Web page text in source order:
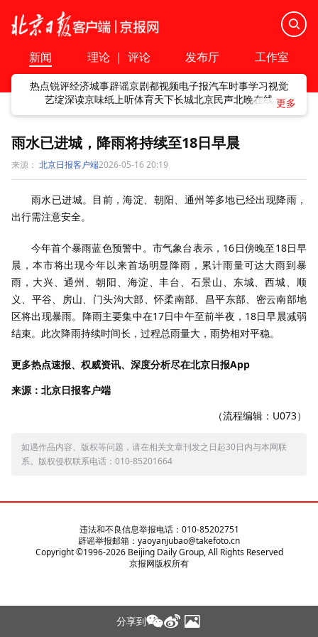
新闻 理论 | 评论 发布厅 工作室
热点锐评经济城事辟谣京剧都视频电子报汽车时事学习视觉
艺绽深读京味纸上听体育天下长城北京民声北晚在线
雨水已进城，降雨将持续至18日早晨
来源： 北京日报客户端2026-05-16 20:19
雨水已进城。目前，海淀、朝阳、通州等多地已经出现降雨，
出行需注意安全。
今年首个暴雨蓝色预警中。市气象台表示，16日傍晚至18日早
晨，本市将出现今年以来首场明显降雨，累计雨量可达大雨到暴
雨，大兴、通州、朝阳、海淀、丰台、石景山、东城、西城、顺
义、平谷、房山、门头沟大部、怀柔南部、昌平东部、密云南部地
区将出现暴雨。降雨主要集中在17日中午至前半夜，18日早晨减弱
结束。此次降雨持续时间长，过程总雨量大，雨势相对平稳。
更多热点速报、权威资讯、深度分析尽在北京日报App
来源：北京日报客户端
（流程编辑：U073）
如遇作品内容、版权等问题，请在相关文章刊发之日起30日内与本网联
系。版权侵权联系电话：010-85201664
分享到
违法和不良信息举报电话：010-85202751
辟谣举报邮箱：yaoyanjubao@takefoto.cn
Copyright ©1996-2026Beijing Daily Group, All Rights Reserved
京报网版权所有